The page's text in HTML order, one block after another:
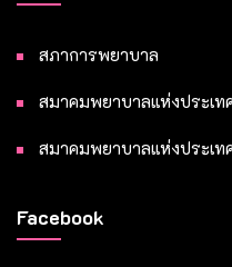
สภาการพยาบาล
สมาคมพยาบาลแห่งประเท
สมาคมพยาบาลแห่งประเท
Facebook